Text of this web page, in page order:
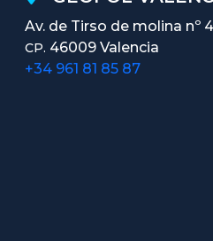
Av. de Tirso de molina nº 4
CP. 46009 Valencia
+34 961 81 85 87